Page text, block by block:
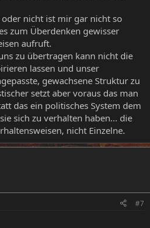
nicht ist mir gar nicht so
zum Überdenken gewisser
aufruft.
zu übertragen kann nicht die
lassen und unser
gewachsene Struktur zu
setzt aber voraus das man
das ein politisches System dem
sich zu verhalten haben... die
nicht Einzelne.
#7